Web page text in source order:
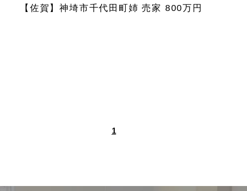
【佐賀】神埼市千代田町姉 売家 800万円
1